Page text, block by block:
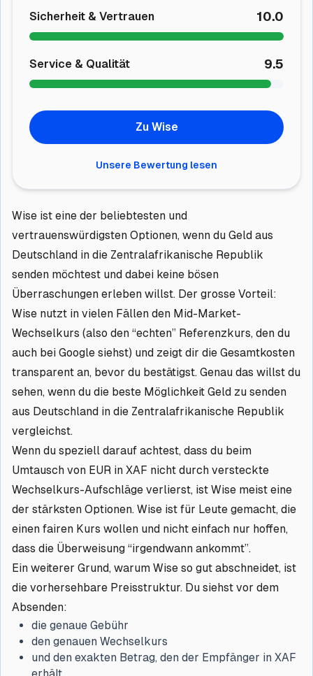
Sicherheit & Vertrauen 10.0
Service & Qualität 9.5
Zu Wise
Unsere Bewertung lesen
Wise ist eine der beliebtesten und
vertrauenswürdigsten Optionen, wenn du Geld aus
Deutschland in die Zentralafrikanische Republik
senden möchtest und dabei keine bösen
Überraschungen erleben willst. Der grosse Vorteil:
Wise nutzt in vielen Fällen den Mid-Market-
Wechselkurs (also den “echten” Referenzkurs, den du
auch bei Google siehst) und zeigt dir die Gesamtkosten
transparent an, bevor du bestätigst. Genau das willst du
sehen, wenn du die beste Möglichkeit Geld zu senden
aus Deutschland in die Zentralafrikanische Republik
vergleichst.
Wenn du speziell darauf achtest, dass du beim
Umtausch von EUR in XAF nicht durch versteckte
Wechselkurs-Aufschläge verlierst, ist Wise meist eine
der stärksten Optionen. Wise ist für Leute gemacht, die
einen fairen Kurs wollen und nicht einfach nur hoffen,
dass die Überweisung “irgendwann ankommt”.
Ein weiterer Grund, warum Wise so gut abschneidet, ist
die vorhersehbare Preisstruktur. Du siehst vor dem
Absenden:
die genaue Gebühr
den genauen Wechselkurs
und den exakten Betrag, den der Empfänger in XAF